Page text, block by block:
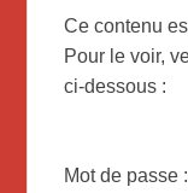
Ce contenu
Pour le voir,
ci-dessous :
Mot de passe :